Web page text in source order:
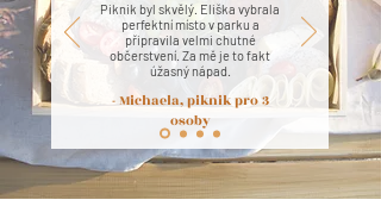
Piknik byl skvělý. Eliška vybrala
perfektní místo v parku a
připravila velmi chutné
občerstvení. Za mě je to fakt
úžasný nápad.
- Michaela, piknik pro 3
osoby